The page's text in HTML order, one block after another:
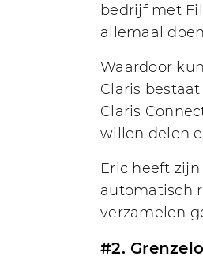
bedrijf met
allemaal
Waardoor
Claris
Claris
willen delen
Eric heeft
automatisch
verzamelen
#2.